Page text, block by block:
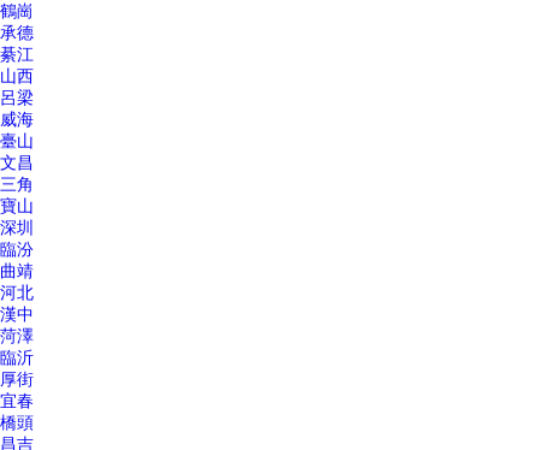
鶴崗
承德
綦江
山西
呂梁
威海
臺山
文昌
三角
寶山
深圳
臨汾
曲靖
河北
漢中
菏澤
臨沂
厚街
宜春
橋頭
昌吉